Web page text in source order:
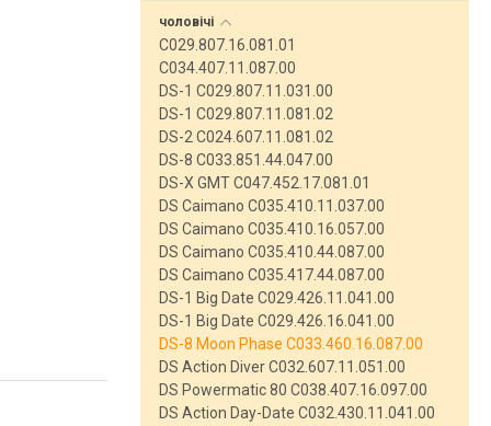
чоловічі
C029.807.16.081.01
C034.407.11.087.00
DS-1 C029.807.11.031.00
DS-1 C029.807.11.081.02
DS-2 C024.607.11.081.02
DS-8 C033.851.44.047.00
DS-X GMT C047.452.17.081.01
DS Caimano C035.410.11.037.00
DS Caimano C035.410.16.057.00
DS Caimano C035.410.44.087.00
DS Caimano C035.417.44.087.00
DS-1 Big Date C029.426.11.041.00
DS-1 Big Date C029.426.16.041.00
DS-8 Moon Phase C033.460.16.087.00
DS Action Diver C032.607.11.051.00
DS Powermatic 80 C038.407.16.097.00
DS Action Day-Date C032.430.11.041.00